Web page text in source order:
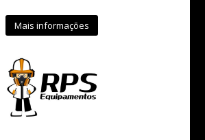
Mais informações